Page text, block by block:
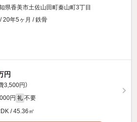
県香美市土佐山田町秦山町3丁目
20年5ヶ月 / 鉄骨
円
3,500円）
円 礼 不要
/ 45.36㎡